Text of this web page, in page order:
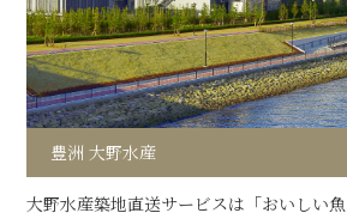
豊洲 大野水産
大野水産築地直送サービスは「おいしい